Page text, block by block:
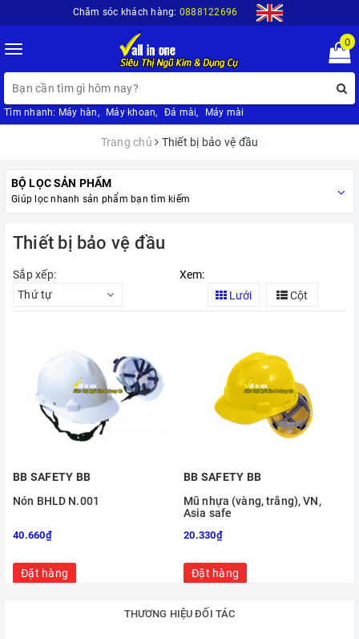
Chăm sóc khách hàng: 0888122696
Toggle
navigation
0
Tìm nhanh: Máy hàn, Máy khoan, Đá mài, Máy mài
Trang chủ Thiết bị bảo vệ đầu
BỘ LỌC SẢN PHẨM
Giúp lọc nhanh sản phẩm bạn tìm kiếm
Thiết bị bảo vệ đầu
Sắp xếp:
Thứ tự
Xem:
Lưới
Cột
BB SAFETY BB
Nón BHLD N.001
40.660₫
Đặt hàng
BB SAFETY BB
Mũ nhựa (vàng, trắng), VN,
Asia safe
20.330₫
Đặt hàng
THƯƠNG HIỆU ĐỐI TÁC